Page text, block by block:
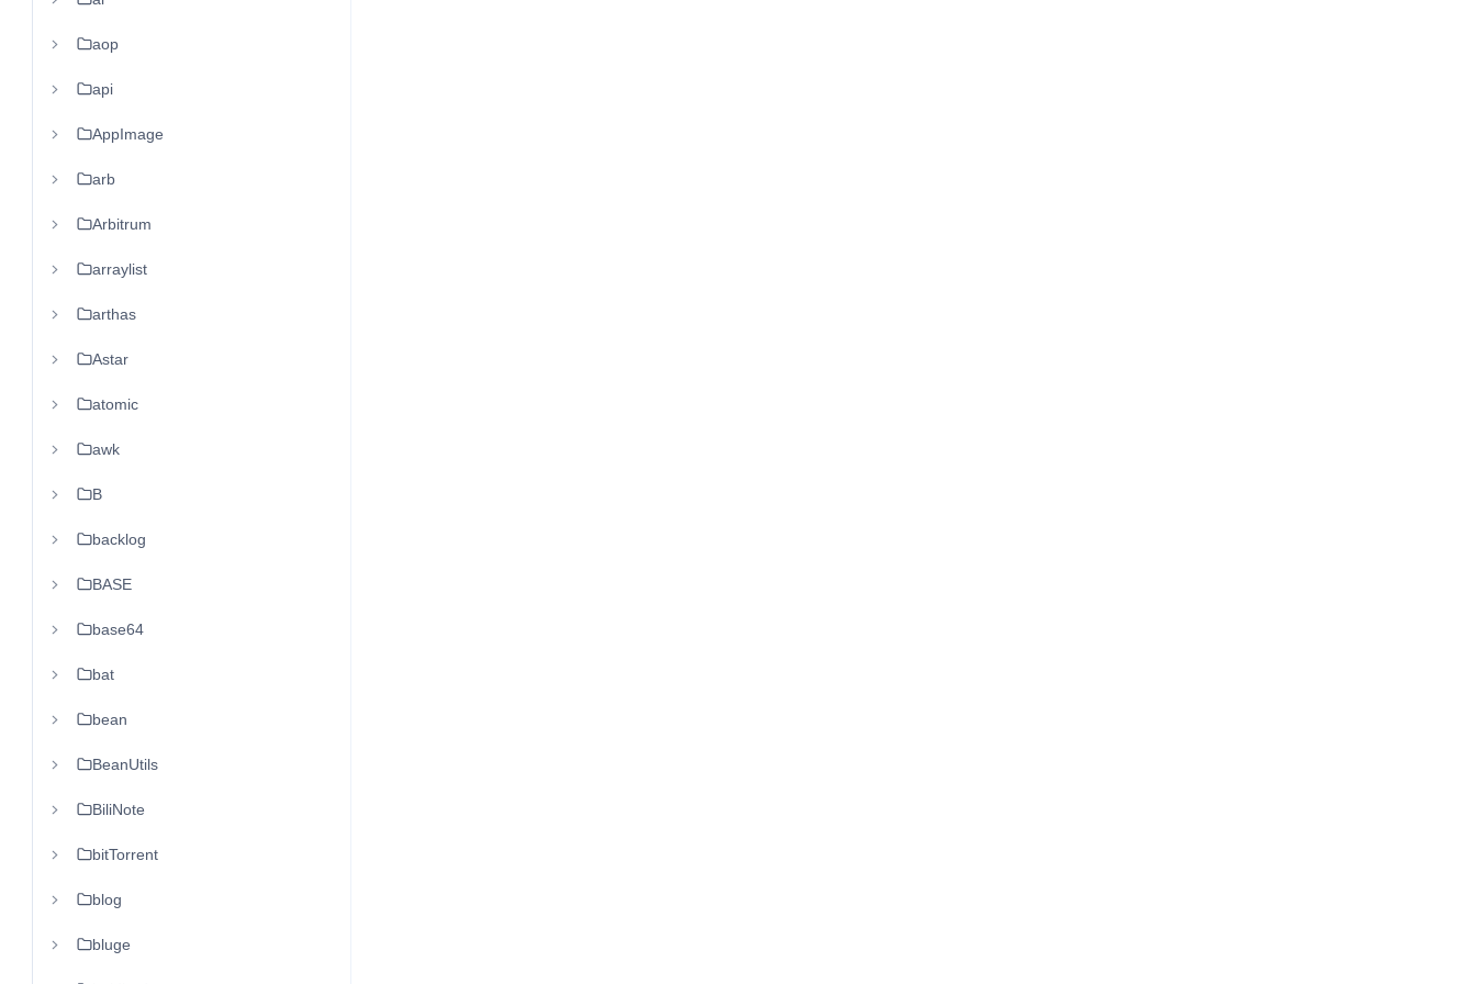
aop
api
AppImage
arb
Arbitrum
arraylist
arthas
Astar
atomic
awk
B
backlog
BASE
base64
bat
bean
BeanUtils
BiliNote
bitTorrent
blog
bluge